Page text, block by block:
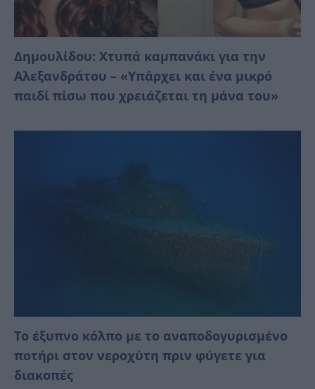
Δημουλίδου: Χτυπά καμπανάκι για την
Αλεξανδράτου – «Υπάρχει και ένα μικρό
παιδί πίσω που χρειάζεται τη μάνα του»
Το έξυπνο κόλπο με το αναποδογυρισμένο
ποτήρι στον νεροχύτη πριν φύγετε για
διακοπές